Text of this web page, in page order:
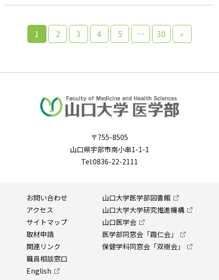
1 2 3 4 5 … 30 »
〒755-8505
山口県宇部市南小串1-1-1
Tel:0836-22-2111
お問い合わせ
アクセス
サイトマップ
取材申請
関連リンク
職員相談窓口
English
山口大学医学部図書館
山口大学大学研究推進機構
山口医学会
医学部同窓会「霜仁会」
保健学科同窓会「双樹会」